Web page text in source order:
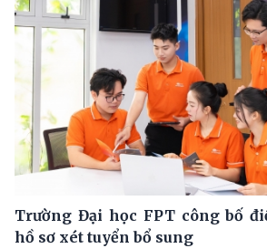
Trường Đại học FPT công bố
hồ sơ xét tuyển bổ sung